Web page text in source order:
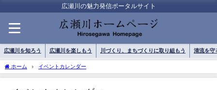
広瀬川の魅力発信ポータルサイト
広瀬川を知ろう 広瀬川を楽しもう 川づくり、まちづくりに取り組もう 清流を守
ホーム イベントカレンダー